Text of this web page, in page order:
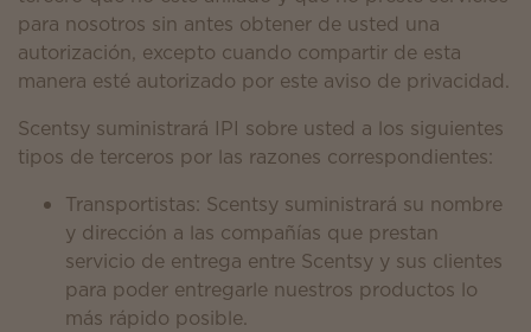
para nosotros sin antes obtener de usted una
autorización, excepto cuando compartir de esta
manera esté autorizado por este aviso de privacidad.
Scentsy suministrará IPI sobre usted a los siguientes
tipos de terceros por las razones correspondientes:
Transportistas: Scentsy suministrará su nombre
y dirección a las compañías que prestan
servicio de entrega entre Scentsy y sus clientes
para poder entregarle nuestros productos lo
más rápido posible.